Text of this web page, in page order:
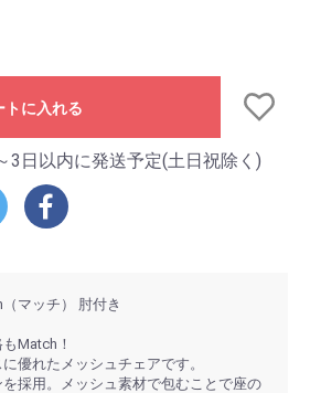
トに入れる
3日以内に発送予定(土日祝除く)
マッチ） 肘付き
Match！
優れたメッシュチェアです。
採用。メッシュ素材で包むことで座の